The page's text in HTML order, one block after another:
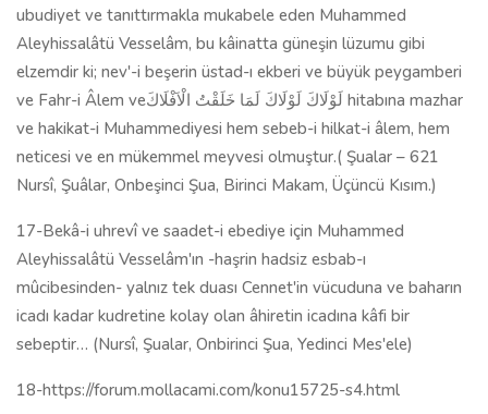
ubudiyet ve tanıttırmakla mukabele eden Muhammed
Aleyhissalâtü Vesselâm, bu kâinatta güneşin lüzumu gibi
elzemdir ki; nev'-i beşerin üstad-ı ekberi ve büyük peygamberi
ve Fahr-i Âlem veلَوْلَاكَ لَوْلَاكَ لَمَا خَلَقْتُ الْاَفْلَاكَ hitabına mazhar
ve hakikat-i Muhammediyesi hem sebeb-i hilkat-i âlem, hem
neticesi ve en mükemmel meyvesi olmuştur.( Şualar – 621
Nursî, Şuâlar, Onbeşinci Şua, Birinci Makam, Üçüncü Kısım.)
17-Bekâ-i uhrevî ve saadet-i ebediye için Muhammed
Aleyhissalâtü Vesselâm'ın -haşrin hadsiz esbab-ı
mûcibesinden- yalnız tek duası Cennet'in vücuduna ve baharın
icadı kadar kudretine kolay olan âhiretin icadına kâfi bir
sebeptir… (Nursî, Şualar, Onbirinci Şua, Yedinci Mes'ele)
18-https://forum.mollacami.com/konu15725-s4.html